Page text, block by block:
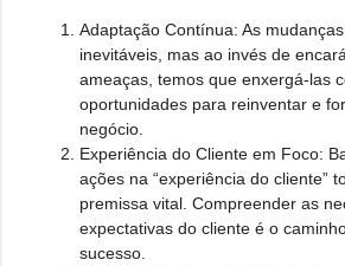
Adaptação Contínua: As
inevitáveis, mas ao invés de
ameaças, temos que enxergá-las
oportunidades para reinventar e
negócio.
Experiência do Cliente em Foco:
ações na “experiência do cliente”
premissa vital. Compreender as
expectativas do cliente é o
sucesso.